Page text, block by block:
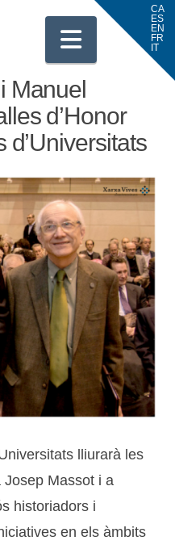
Manuel
d’Honor
d’Universitats
lliurarà les
Josep Massot i a
historiadors i
en els àmbits